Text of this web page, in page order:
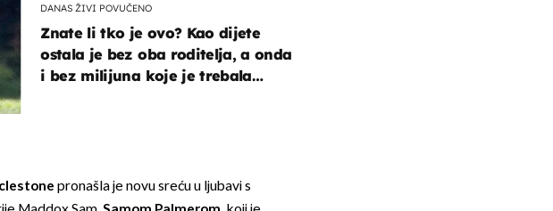
DANAS ŽIVI POVUČENO
Znate li tko je ovo? Kao dijete
ostala je bez oba roditelja, a onda
i bez milijuna koje je trebala
pronašla je novu sreću u ljubavi s